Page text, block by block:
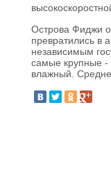
Острова Фиджи
превратились в
независимым
самые крупные -
влажный.